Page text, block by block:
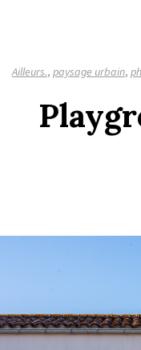
Ailleurs., paysage urbain,